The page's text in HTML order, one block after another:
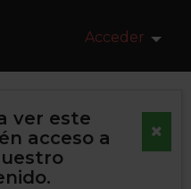
Acceder
ver este
acceso a